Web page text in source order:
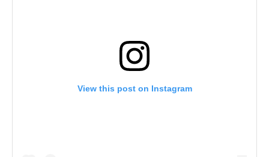
View this post on Instagram